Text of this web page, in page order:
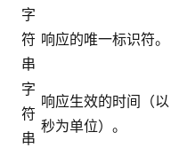
字
符
串
响应的唯一标识符。
字
符
串
响应生效的时间（以
秒为单位）。